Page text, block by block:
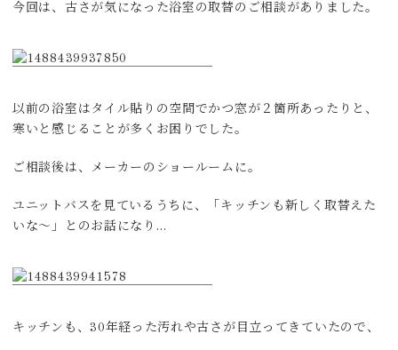
今回は、古さが気になった浴室の取替のご相談がありました。
以前の浴室はタイル貼りの空間でかつ窓が２箇所あったりと、
寒いと感じることが多くお困りでした。
ご相談後は、メーカーのショールームに。
ユニットバスを見ているうちに、「キッチンも新しく取替えた
いな～」とのお話になり…
キッチンも、30年経った汚れや古さが目立ってきていたので、